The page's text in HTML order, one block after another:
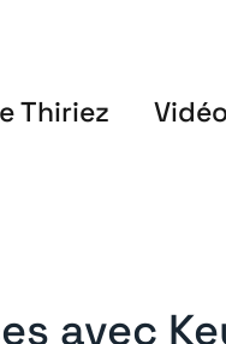
Thiriez
avec